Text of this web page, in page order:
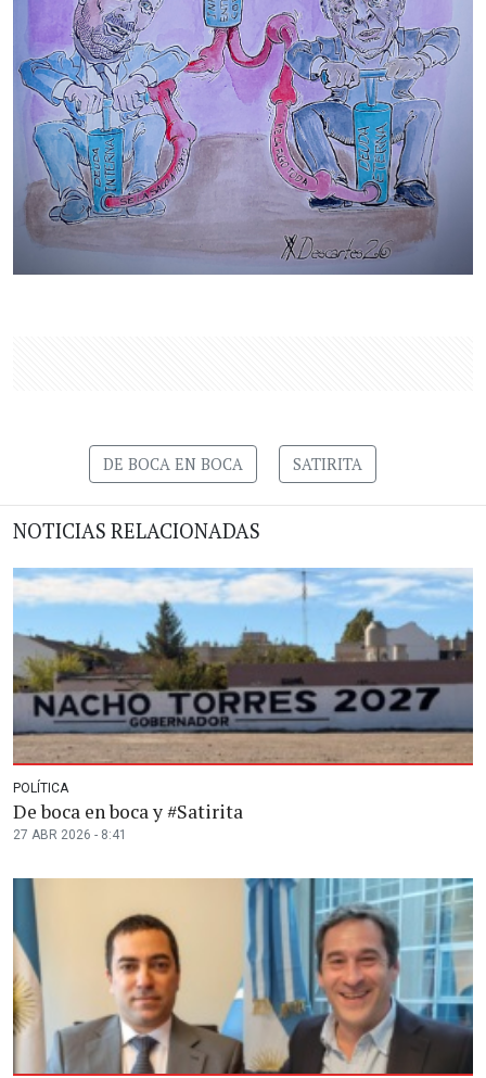
DE BOCA EN BOCA SATIRITA
NOTICIAS RELACIONADAS
POLÍTICA
De boca en boca y #Satirita
27 ABR 2026 - 8:41